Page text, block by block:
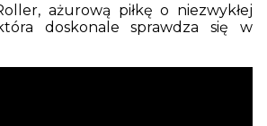
ażurową piłkę o niezwykłej
doskonale sprawdza się w